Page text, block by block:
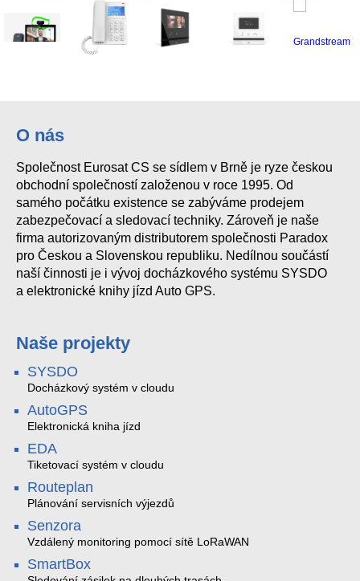
O nás
Společnost Eurosat CS se sídlem v Brně je ryze českou
obchodní společností založenou v roce 1995. Od
samého počátku existence se zabýváme prodejem
zabezpečovací a sledovací techniky. Zároveň je naše
firma autorizovaným distributorem společnosti Paradox
pro Českou a Slovenskou republiku. Nedílnou součástí
naší činnosti je i vývoj docházkového systému SYSDO
a elektronické knihy jízd Auto GPS.
Naše projekty
SYSDO
Docházkový systém v cloudu
AutoGPS
Elektronická kniha jízd
EDA
Tiketovací systém v cloudu
Routeplan
Plánování servisních výjezdů
Senzora
Vzdálený monitoring pomocí sítě LoRaWAN
SmartBox